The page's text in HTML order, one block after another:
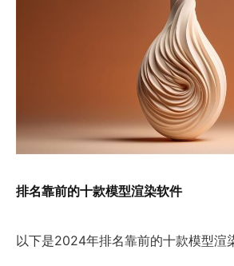
排名靠前的十款模型渲染软件
以下是2024年排名靠前的十款模型渲